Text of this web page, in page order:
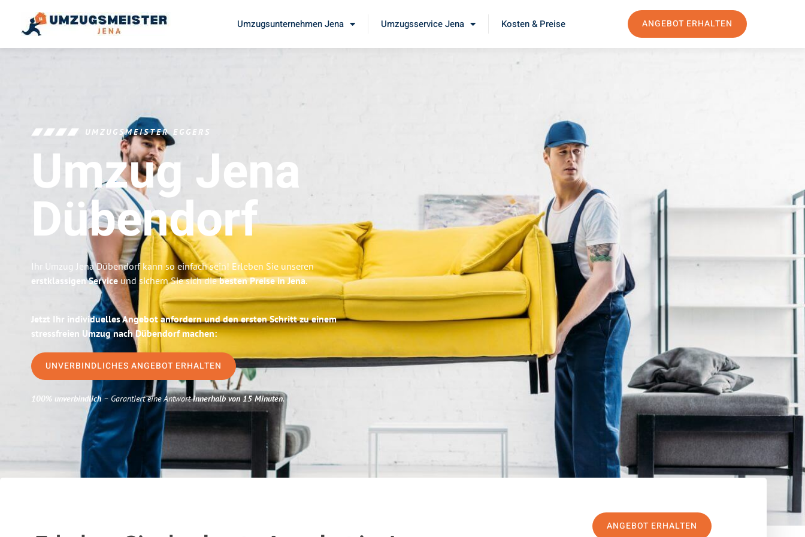
Umzugsunternehmen Jena Umzugsservice Jena Kosten & Preise ANGEBOT ERHALTEN
UMZUGSMEISTER EGGERS
Umzug Jena
Dübendorf
Ihr Umzug Jena Dübendorf kann so einfach sein! Erleben Sie unseren
erstklassigen Service und sichern Sie sich diebesten Preise in Jena.
Jetzt Ihr individuelles Angebot anfordern und den ersten Schritt zu einem
stressfreien Umzug nach Dübendorf machen:
UNVERBINDLICHES ANGEBOT ERHALTEN
100% unverbindlich– Garantiert eine Antwortinnerhalb von 15 Minuten.
ANGEBOT ERHALTEN